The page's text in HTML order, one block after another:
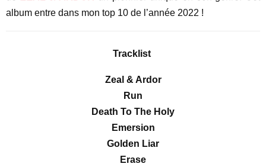
album entre dans mon top 10 de l’année 2022 !
Tracklist
Zeal & Ardor
Run
Death To The Holy
Emersion
Golden Liar
Erase